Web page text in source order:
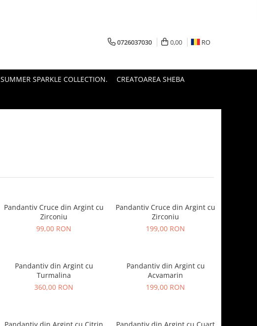
0726037030 0,00 RO
SUMMER SPARKLE COLLECTION. CREATOAREA SHEBA
Pandantiv Cruce din Argint cu
Zirconiu
99,00 RON
Pandantiv Cruce din Argint cu
Zirconiu
199,00 RON
Pandantiv din Argint cu
Turmalina
360,00 RON
Pandantiv din Argint cu
Acvamarin
199,00 RON